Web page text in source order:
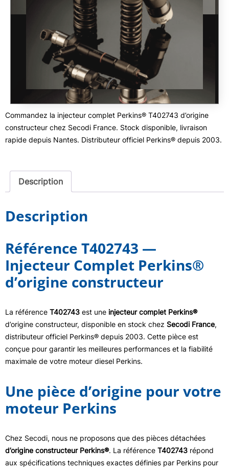
Commandez la injecteur complet Perkins® T402743 d’origine
constructeur chez Secodi France. Stock disponible, livraison
rapide depuis Nantes. Distributeur officiel Perkins® depuis 2003.
Description
Description
Référence T402743 —
Injecteur Complet Perkins®
d’origine constructeur
La référence T402743 est une injecteur complet Perkins®
d’origine constructeur, disponible en stock chez Secodi France,
distributeur officiel Perkins® depuis 2003. Cette pièce est
conçue pour garantir les meilleures performances et la fiabilité
maximale de votre moteur diesel Perkins.
Une pièce d’origine pour votre
moteur Perkins
Chez Secodi, nous ne proposons que des pièces détachées
d’origine constructeur Perkins®. La référence T402743 répond
aux spécifications techniques exactes définies par Perkins pour